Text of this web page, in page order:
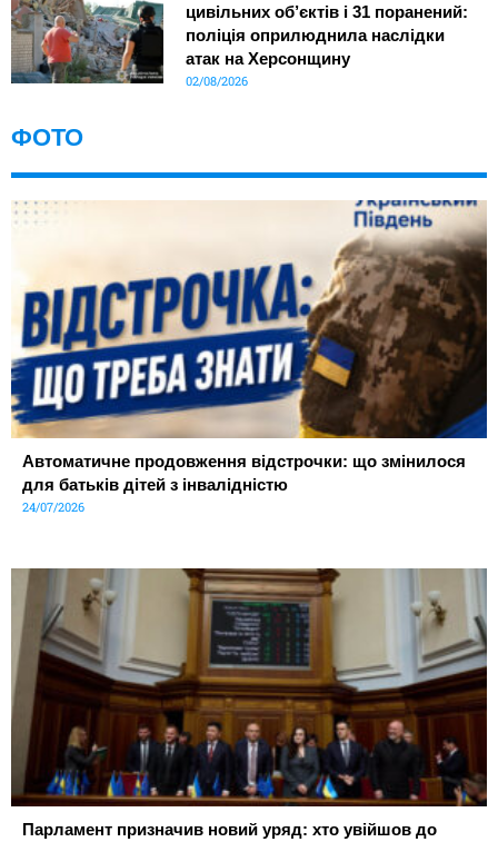
цивільних об’єктів і 31 поранений:
поліція оприлюднила наслідки
атак на Херсонщину
02/08/2026
ФОТО
Автоматичне продовження відстрочки: що змінилося
для батьків дітей з інвалідністю
24/07/2026
Парламент призначив новий уряд: хто увійшов до